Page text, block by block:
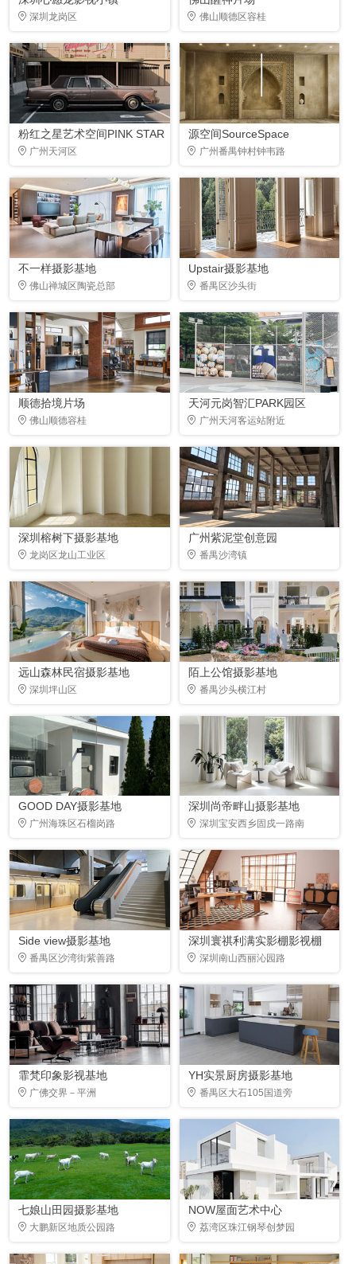
深圳龙岗区 佛山顺德区容桂
粉红之星艺术空间PINK STAR
广州天河区
源空间SourceSpace
广州番禺钟村钟韦路
不一样摄影基地
佛山禅城区陶瓷总部
Upstair摄影基地
番禺区沙头街
顺德拾境片场
佛山顺德容桂
天河元岗智汇PARK园区
广州天河客运站附近
深圳榕树下摄影基地
龙岗区龙山工业区
广州紫泥堂创意园
番禺沙湾镇
远山森林民宿摄影基地
深圳坪山区
陌上公馆摄影基地
番禺沙头横江村
GOOD DAY摄影基地
广州海珠区石榴岗路
深圳尚帝畔山摄影基地
深圳宝安西乡固戍一路南
Side view摄影基地
番禺区沙湾街紫善路
深圳寰祺利满实影棚影视棚
深圳南山西丽沁园路
霏梵印象影视基地
广佛交界－平洲
YH实景厨房摄影基地
番禺区大石105国道旁
七娘山田园摄影基地
大鹏新区地质公园路
NOW屋面艺术中心
荔湾区珠江钢琴创梦园